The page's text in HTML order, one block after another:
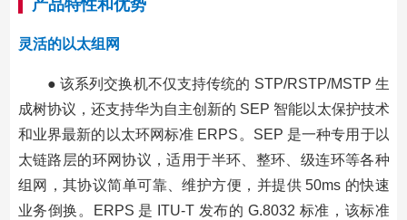
产品特性和优势
灵活的以太组网
● 该系列交换机不仅支持传统的 STP/RSTP/MSTP 生
成树协议，还支持华为自主创新的 SEP 智能以太保护技术
和业界最新的以太环网标准 ERPS。SEP 是一种专用于以
太链路层的环网协议，适用于半环、整环、级连环等各种
组网，其协议简单可靠、维护方便，并提供 50ms 的快速
业务倒换。ERPS 是 ITU-T 发布的 G.8032 标准，该标准